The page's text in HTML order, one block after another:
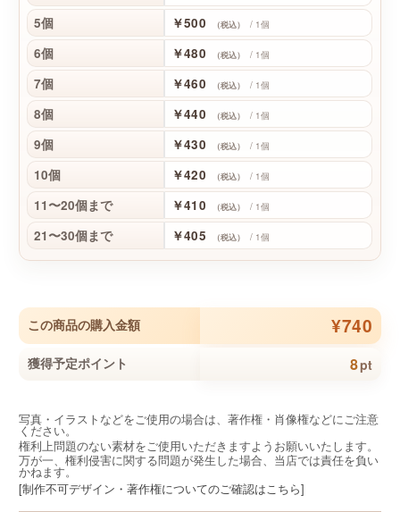
5個 ￥500 （税込） / 1個
6個 ￥480 （税込） / 1個
7個 ￥460 （税込） / 1個
8個 ￥440 （税込） / 1個
9個 ￥430 （税込） / 1個
10個 ￥420 （税込） / 1個
11〜20個まで ￥410 （税込） / 1個
21〜30個まで ￥405 （税込） / 1個
この商品の購入金額 ¥740
獲得予定ポイント 8pt
写真・イラストなどをご使用の場合は、著作権・肖像権などにご注意
ください。
権利上問題のない素材をご使用いただきますようお願いいたします。
万が一、権利侵害に関する問題が発生した場合、当店では責任を負い
かねます。
[制作不可デザイン・著作権についてのご確認はこちら]